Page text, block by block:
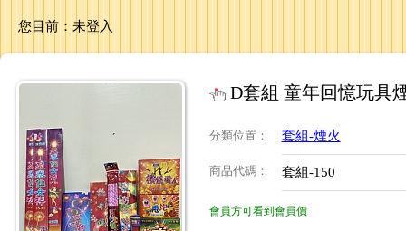
您目前： 未登入
D套組 童年回憶玩具
分類位置 ： 套組-煙火
商品代碼： 套組-150
會員方可看到會員價